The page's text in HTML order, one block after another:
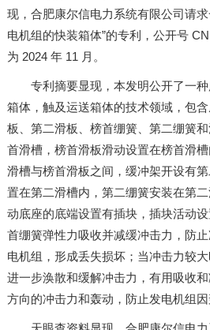
现，合肥康尔信电力系统有限公司请
电机组的快装箱体”的专利，公开号
为 2024 年 11 月。
专利摘要显现，本发明公开了一种
箱体，触及运送箱体的技术领域，包
板、第二滑板、榜首绷簧、第二绷簧
首滑槽，榜首滑板滑动设置在榜首滑
滑槽与榜首滑板之间，缓冲架开设有
置在第二滑槽内，第二绷簧安装在第
动底座的底端设置有插块，插块活动
首绷簧弹性力吸收并减缓冲击力，防
电机组，形成丢失损坏；当冲击力较
进一步涣散和缓解冲击力，有用吸收
方向的冲击力和轰动，防止发电机组因